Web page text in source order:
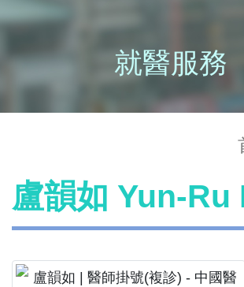
就醫服務
盧韻如 Yun-Ru